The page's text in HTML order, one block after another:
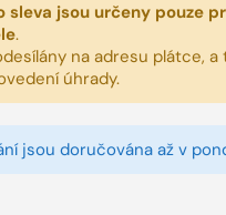
sleva jsou určeny pouze
.
na adresu plátce, a
úhrady.
jsou doručována až v